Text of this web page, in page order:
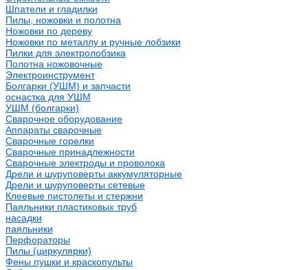
Шпатели и гладилки
Пилы, ножовки и полотна
Ножовки по дереву
Ножовки по металлу и ручные лобзики
Пилки для электролобзика
Полотна ножовочные
Электроинструмент
Болгарки (УШМ) и запчасти
оснастка для УШМ
УШМ (болгарки)
Сварочное оборудование
Аппараты сварочные
Сварочные горелки
Сварочные принадлежности
Сварочные электроды и проволока
Дрели и шуруповерты аккумуляторные
Дрели и шуруповерты сетевые
Клеевые пистолеты и стержни
Паяльники пластиковых труб
насадки
паяльники
Перфораторы
Пилы (циркулярки)
Фены пушки и краскопульты